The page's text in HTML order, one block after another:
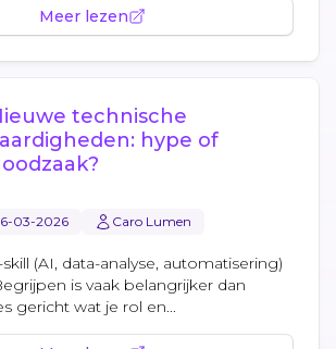
Meer lezen
technische
hype of
03-2026 Caro Lumen
(AI, data-analyse, automatisering)
is vaak belangrijker dan
gericht wat je rol en...